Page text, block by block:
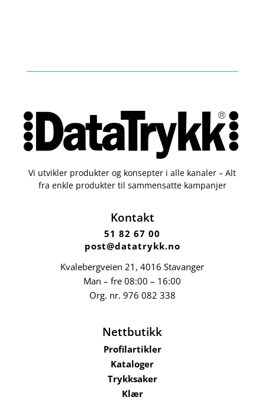
Vi utvikler produkter og konsepter i alle kanaler – Alt
fra enkle produkter til sammensatte kampanjer
Kontakt
51 82 67 00
post@datatrykk.no
Kvalebergveien 21 , 4016 Stavanger
Man – fre 08:00 – 16:00
Org. nr. 976 082 338
Nettbutikk
Profilartikler
Kataloger
Trykksaker
Klær